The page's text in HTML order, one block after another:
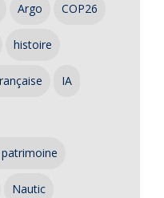
Argo COP26
histoire
IA
Nautic